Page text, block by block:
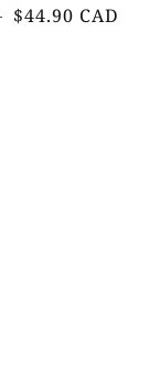
Prix
$44.90 CAD